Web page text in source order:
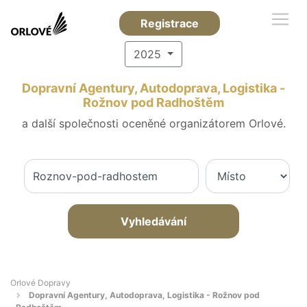
Registrace
2025
Dopravní Agentury, Autodoprava, Logistika -
Rožnov pod Radhoštěm
a další společnosti oceněné organizátorem Orlové.
Vyhledávání
Orlové Dopravy
Dopravní Agentury, Autodoprava, Logistika - Rožnov pod